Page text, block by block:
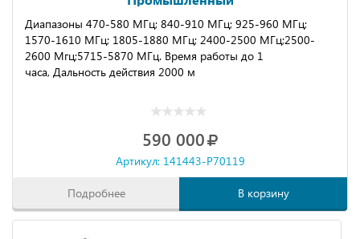
Диапазоны 470-580 МГц; 840-910 МГц; 925-960 МГц;
1570-1610 МГц; 1805-1880 МГц; 2400-2500 МГц;2500-
2600 Мгц;5715-5870 МГц. Время работы до 1
часа, Дальность действия 2000 м
590 000
Артикул: 141443-P70119
Подробнее В корзину